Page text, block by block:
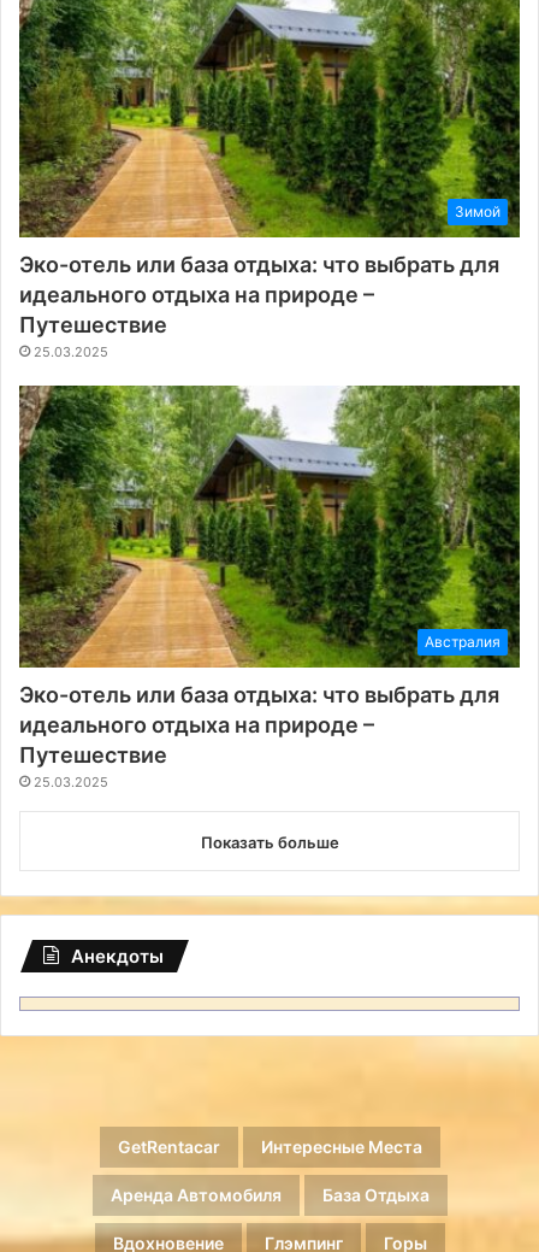
Зимой
Эко-отель или база отдыха: что выбрать для
идеального отдыха на природе –
Путешествие
25.03.2025
Австралия
Эко-отель или база отдыха: что выбрать для
идеального отдыха на природе –
Путешествие
25.03.2025
Показать больше
Анекдоты
GetRentacar Интересные Места
Аренда Автомобиля База Отдыха
Вдохновение Глэмпинг Горы